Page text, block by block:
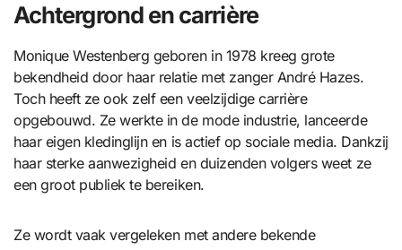
Achtergrond en carrière
Monique Westenberg geboren in 1978 kreeg grote
bekendheid door haar relatie met zanger André Hazes.
Toch heeft ze ook zelf een veelzijdige carrière
opgebouwd. Ze werkte in de mode industrie, lanceerde
haar eigen kledinglijn en is actief op sociale media. Dankzij
haar sterke aanwezigheid en duizenden volgers weet ze
een groot publiek te bereiken.
Ze wordt vaak vergeleken met andere bekende